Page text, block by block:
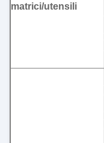
matrici/utensili